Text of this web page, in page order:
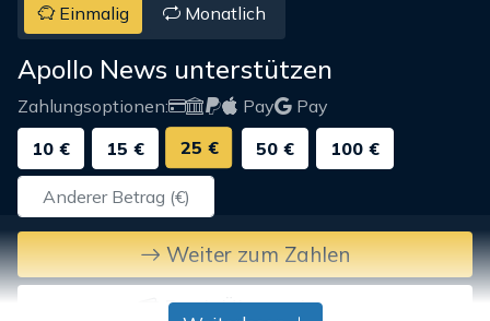
Einmalig Monatlich
Apollo News unterstützen
Zahlungsoptionen: Pay
Pay
10 €
15 € 25 € 50 € 100 €
Weiter zum Zahlen
Bank-Überweisung